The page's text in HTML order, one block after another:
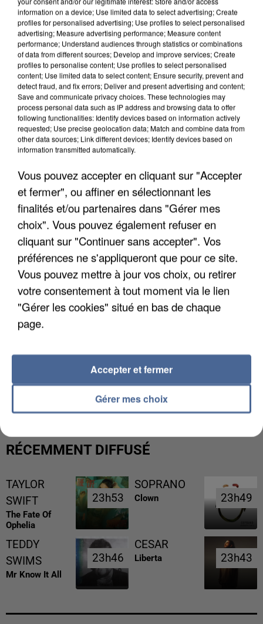
APRÈS TOUTES CES CANICULES, LES REFUGES
L’UN DES FONDATEURS SUPPOSÉS DE LA DZ
MAFIA INTERPELLÉ EN ALGÉRIE
RÉCEMMENT DIFFUSÉ
TAYLOR
SWIFT
The Fate Of
Ophelia
23h53
23h53
SOPRANO
Clown 23h49
23h49
TEDDY
SWIMS
Mr Know It All
23h46
23h46
CESAR
Liberta 23h43
23h43
information on a device; Use limited data to select advertising; Create
profiles for personalised advertising; Use profiles to select personalised
advertising; Measure advertising performance; Measure content
performance; Understand audiences through statistics or combinations
of data from different sources; Develop and improve services; Create
profiles to personalise content; Use profiles to select personalised
content; Use limited data to select content; Ensure security, prevent and
detect fraud, and fix errors; Deliver and present advertising and content;
Save and communicate privacy choices. These technologies may
process personal data such as IP address and browsing data to offer
following functionalities: Identify devices based on information actively
requested; Use precise geolocation data; Match and combine data from
other data sources; Link different devices; Identify devices based on
information transmitted automatically.
Vous pouvez accepter en cliquant sur "Accepter
et fermer", ou affiner en sélectionnant les
finalités et/ou partenaires dans "Gérer mes
choix". Vous pouvez également refuser en
cliquant sur "Continuer sans accepter". Vos
préférences ne s'appliqueront que pour ce site.
Vous pouvez mettre à jour vos choix, ou retirer
votre consentement à tout moment via le lien
"Gérer les cookies" situé en bas de chaque
page.
Gérer mes choix
Accepter et fermer